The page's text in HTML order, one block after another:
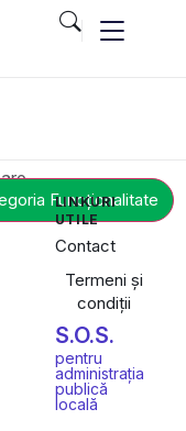
Funcționalitate
LINKURI
UTILE
Contact
Termeni și
condiții
S.O.S.
pentru
administrația
publică
locală